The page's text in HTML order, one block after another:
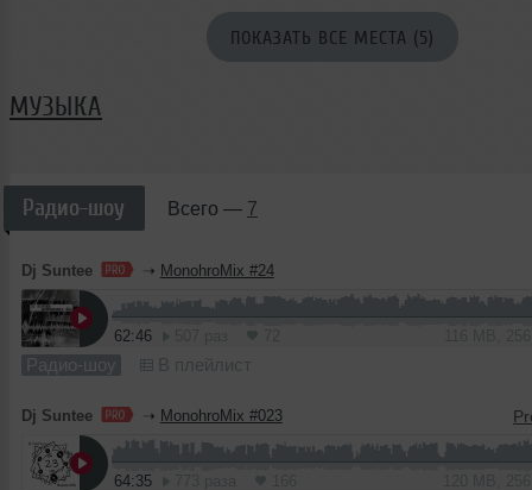
ПОКАЗАТЬ ВСЕ МЕСТА (5)
МУЗЫКА
Радио-шоу Всего — 7
Dj Suntee ➝ MonohroMix #24
62:46
Радио-шоу В плейлист
Dj Suntee ➝ MonohroMix #023
64:35